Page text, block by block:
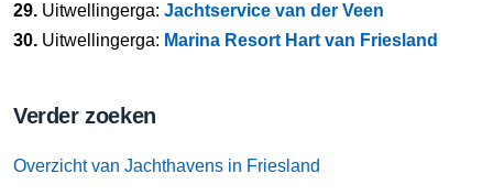
29. Uitwellingerga: Jachtservice van der Veen
30. Uitwellingerga: Marina Resort Hart van Friesland
Verder zoeken
Overzicht van Jachthavens in Friesland